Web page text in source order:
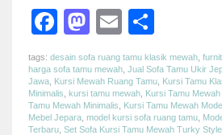
Facebook
Mastodon
Email
tags: desain sofa ruang tamu klasik mewah
harga sofa tamu mewah Jual Sofa Tamu Ukir
Jawa Kursi Mewah Ruang Tamu Kursi Tamu
Minimalis kursi tamu mewah Kursi Tamu
Tamu Mewah Minimalis
Kursi Tamu Mewah
Mebel Jepara model kursi sofa ruang tamu
Terbaru Set Sofa Kursi Tamu Mewah Turky